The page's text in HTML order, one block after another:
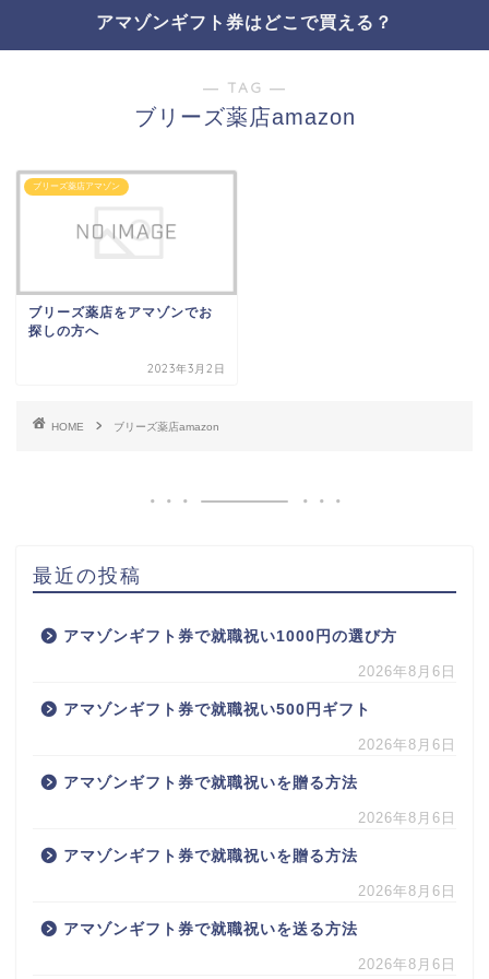
アマゾンギフト券はどこで買える？
― TAG ―
ブリーズ薬店amazon
ブリーズ薬店アマゾン
ブリーズ薬店をアマゾンでお
探しの方へ
2023年3月2日
HOME ブリーズ薬店amazon
最近の投稿
アマゾンギフト券で就職祝い1000円の選び方
2026年8月6日
アマゾンギフト券で就職祝い500円ギフト
2026年8月6日
アマゾンギフト券で就職祝いを贈る方法
2026年8月6日
アマゾンギフト券で就職祝いを贈る方法
2026年8月6日
アマゾンギフト券で就職祝いを送る方法
2026年8月6日